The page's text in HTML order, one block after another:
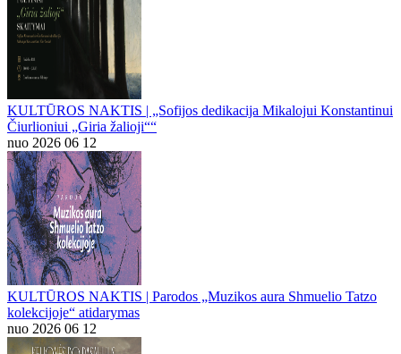
KULTŪROS NAKTIS | „Sofijos dedikacija Mikalojui Konstantinui
Čiurlioniui „Giria žalioji““
nuo 2026 06 12
KULTŪROS NAKTIS | Parodos „Muzikos aura Shmuelio Tatzo
kolekcijoje“ atidarymas
nuo 2026 06 12